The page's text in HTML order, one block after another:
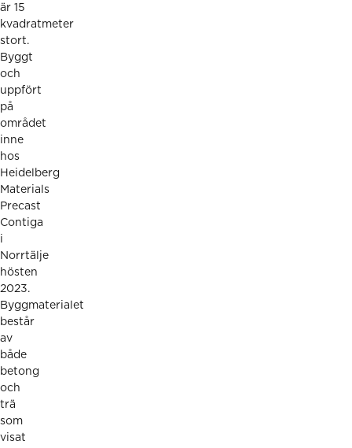
är 15
kvadratmeter
stort.
Byggt
och
uppfört
på
området
inne
hos
Heidelberg
Materials
Precast
Contiga
i
Norrtälje
hösten
2023.
Byggmaterialet
består
av
både
betong
och
trä
som
visat